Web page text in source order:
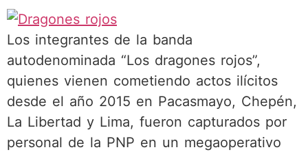
Los integrantes de la banda
autodenominada “Los dragones rojos”,
quienes vienen cometiendo actos ilícitos
desde el año 2015 en Pacasmayo, Chepén,
La Libertad y Lima, fueron capturados por
personal de la PNP en un megaoperativo